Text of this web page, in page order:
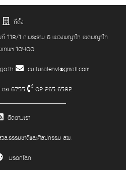
ที่ตั้ง
ที่ 118/1 ถ.พระราม 6 แขวงพญาไท เขตพญาไท
เทพฯ 10400
culturalenvi@gmail.com
อ 6755 02 265 6582
ติดตามเรา
ล.ธรรมชาติและศิลปกรรม สผ.
มรดกโลก